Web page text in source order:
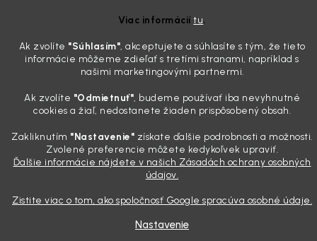
Viac informáciítu.
Ak zvolíte "Súhlasím", akceptujete a súhlasíte s tým, že tieto
informácie môžeme zdieľať s tretími stranami, napríklad s
našimi marketingovými partnermi.
Ak zvolíte "Odmietnuť", budeme používať iba nevyhnutné
cookies a žiaľ, nedostanete žiaden prispôsobený obsah.
Zakliknutím "Nastavenie" získate ďalšie podrobnosti a možnosti.
Zvolené preferencie môžete kedykoľvek upraviť.
Ďalšie informácie nájdete v našich Zásadách ochrany osobných
údajov.
Zistite viac o tom, ako spoločnosť Google spracúva osobné údaje.
Nastavenie
Sobotné ráno, káva v ruke a pred vami zaprášená kapota. Pre
niekoho nuda, pre nás najlepší relax. Lenže keď si v košíku spočítate
všetky tie fľaštičky, šampóny a utierky, výsledná suma vie poriadne
Vytvoril Shoptet
Andyhoauto. Všetky práva vyhradené.
Upraviť